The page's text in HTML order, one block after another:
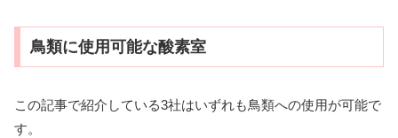
鳥類に使用可能な酸素室
この記事で紹介している3社はいずれも鳥類への使用が可能で
す。